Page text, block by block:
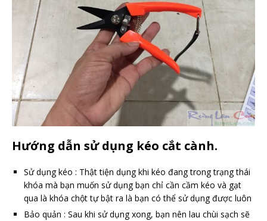
Hướng dẫn sử dụng kéo cắt cành.
Sử dụng kéo : Thật tiện dụng khi kéo đang trong trạng thái
khóa mà bạn muốn sử dụng bạn chỉ cần cầm kéo và gạt
qua là khóa chột tự bật ra là bạn có thể sử dụng được luôn
Bảo quản : Sau khi sử dụng xong, bạn nên lau chùi sạch sẽ